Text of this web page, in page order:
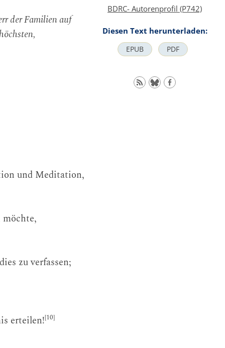
der Familien auf
und Meditation,
zu verfassen;
erteilen![10]
BDRC- Autorenprofil (P742)
Diesen Text herunterladen:
EPUB PDF